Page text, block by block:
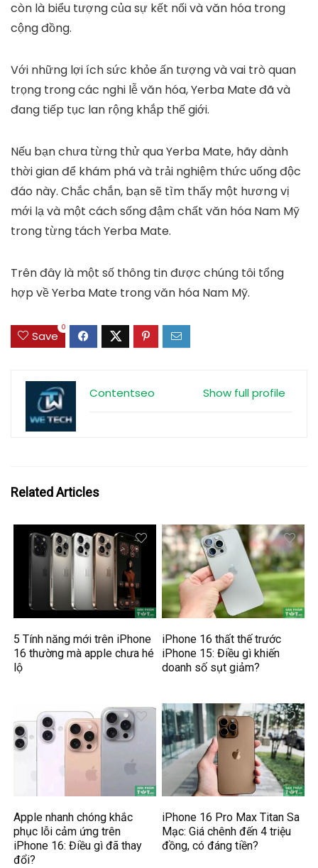
còn là biểu tượng của sự kết nối và văn hóa trong
cộng đồng.
Với những lợi ích sức khỏe ấn tượng và vai trò quan
trọng trong các nghi lễ văn hóa, Yerba Mate đã và
đang tiếp tục lan rộng khắp thế giới.
Nếu bạn chưa từng thử qua Yerba Mate, hãy dành
thời gian để khám phá và trải nghiệm thức uống độc
đáo này. Chắc chắn, bạn sẽ tìm thấy một hương vị
mới lạ và một cách sống đậm chất văn hóa Nam Mỹ
trong từng tách Yerba Mate.
Trên đây là một số thông tin được chúng tôi tổng
hợp vềYerba Mate trong văn hóa Nam Mỹ.
Save
0
Show full profile
Contentseo
Related Articles
5 Tính năng mới trên iPhone
16 thường mà apple chưa hé
lộ
iPhone 16 thất thế trước
iPhone 15: Điều gì khiến
doanh số sụt giảm?
Apple nhanh chóng khắc
phục lỗi cảm ứng trên
iPhone 16: Điều gì đã thay
đổi?
iPhone 16 Pro Max Titan Sa
Mạc: Giá chênh đến 4 triệu
đồng, có đáng tiền?